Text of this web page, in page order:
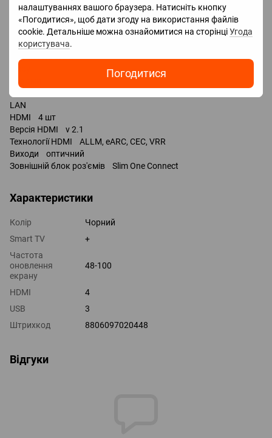
налаштуваннях вашого браузера. Натисніть кнопку
«Погодитися», щоб дати згоду на використання файлів
cookie. Детальніше можна ознайомитися на сторінціУгода
користувача.
Погодитися
Bluetooth v 5.3
підтримка DLNA
керування голосом
Amazon Alexa
Входи USB 3 шт / 2x USB-A, 1x USB-C /
LAN
HDMI 4 шт
Версія HDMI v 2.1
Технології HDMI ALLM, eARC, CEC, VRR
Виходи оптичний
Зовнішній блок роз'ємів Slim One Connect
Характеристики
Колір
Чорний
Smart TV
+
Частота
оновлення
екрану
48-100
HDMI
4
USB
3
Штрихкод
8806097020448
Відгуки